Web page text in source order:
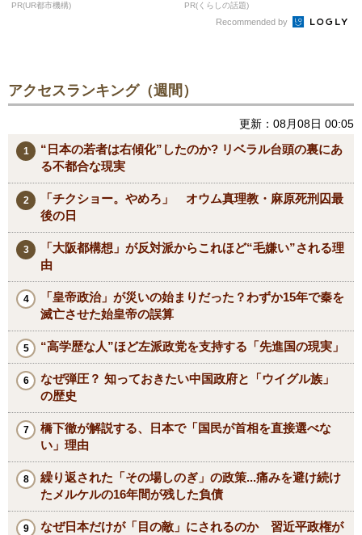
PR(UR都市機構) PR(くらしの話題)
Recommended by
アクセスランキング（週間）
更新：08月08日 00:05
“日本の若者は右傾化”したのか? リベラル台頭の裏にあ
る不都合な現実
「チクショー。やめろ」 オウム真理教・麻原死刑囚最
後の日
「大阪都構想」が反対派からこれほど“毛嫌い”される理
由
「皇帝政治」が災いの始まりだった？わずか15年で秦を
滅亡させた始皇帝の誤算
“高学歴な人”ほど左派政党を支持する「先進国の現実」
なぜ弾圧？ 知っておきたい中国政府と「ウイグル族」
の歴史
橋下徹が解説する、日本で「国民が首相を直接選べな
い」理由
繰り返された「その場しのぎ」の政策...痛みを避け続け
たメルケルの16年間が残した負債
なぜ日本だけが「目の敵」にされるのか 習近平政権が